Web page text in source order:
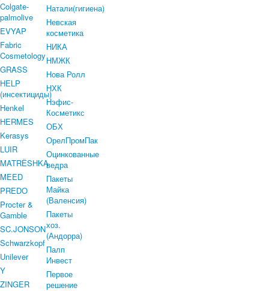
Colgate-
palmolive
EVYAP
Fabric
Cosmetology
GRASS
HELP
(инсектициды)
Henkel
HERMES
Kerasys
LUIR
MATRЁSHKA
MEED
PREDO
Procter &
Gamble
SC.JONSON
Schwarzkopf
Unilever
Y
ZINGER
Натали(гигиена)
Невская
косметика
НИКА
НМЖК
Нова Ролл
НХК
Нэфис-
Косметикс
ОБХ
ОрелПромПак
Оцинкованные
ведра
Пакеты
Майка
(Валенсия)
Пакеты
хоз.
(Андорра)
Палп
Инвест
Первое
решение